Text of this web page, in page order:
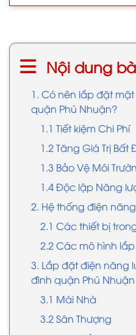
Nội dung
1. Có nên lắp đặt
quận Phú Nhuận?
1.1 Tiết kiệm Chi Phí
1.2 Tăng Giá Trị Bất
1.3 Bảo Vệ Môi
1.4 Độc lập Năng
2. Hệ thống điện
2.1 Các thiết bị
2.2 Các mô hình
3. Lắp đặt điện năng
đình quận Phú
3.1 Mái Nhà
3.2 Sân Thượng